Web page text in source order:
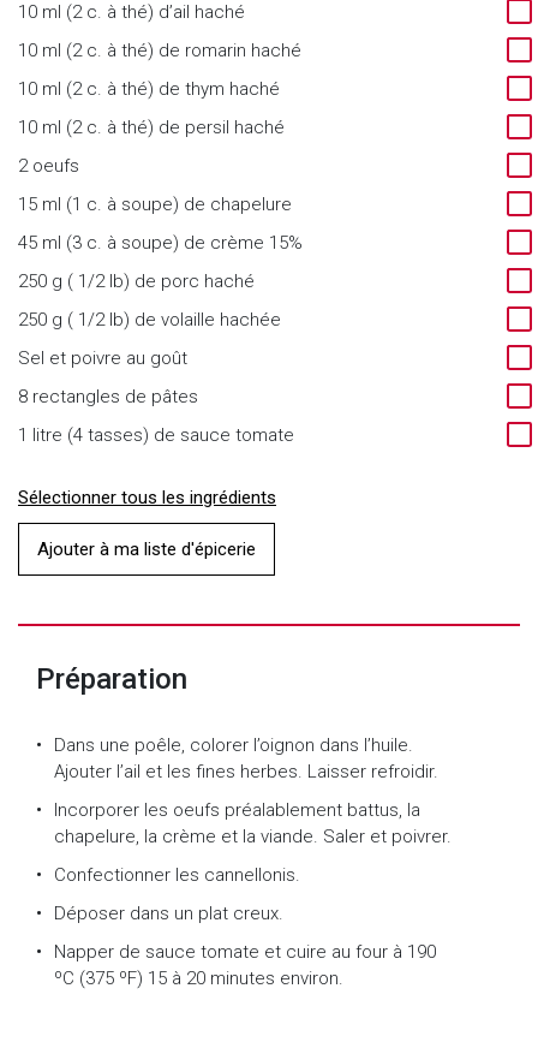
10 ml (2 c. à thé) d’ail haché
10 ml (2 c. à thé) de romarin haché
10 ml (2 c. à thé) de thym haché
10 ml (2 c. à thé) de persil haché
2 oeufs
15 ml (1 c. à soupe) de chapelure
45 ml (3 c. à soupe) de crème 15%
250 g ( 1/2 lb) de porc haché
250 g ( 1/2 lb) de volaille hachée
Sel et poivre au goût
8 rectangles de pâtes
1 litre (4 tasses) de sauce tomate
Sélectionner tous les ingrédients
Ajouter à ma liste d'épicerie
Préparation
Dans une poêle, colorer l’oignon dans l’huile.
Ajouter l’ail et les fines herbes. Laisser refroidir.
Incorporer les oeufs préalablement battus, la
chapelure, la crème et la viande. Saler et poivrer.
Confectionner les cannellonis.
Déposer dans un plat creux.
Napper de sauce tomate et cuire au four à 190
ºC (375 ºF) 15 à 20 minutes environ.